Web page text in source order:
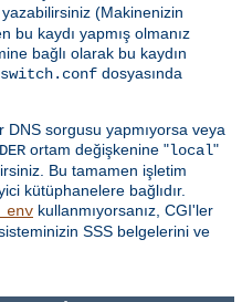
yazabilirsiniz (Makinenizin
bu kaydı yapmış olmanız
bağlı olarak bu kaydın
dosyasında
sorgusu yapmıyorsa veya
ortam değişkenine "local"
Bu tamamen işletim
kütüphanelere bağlıdır.
kullanmıyorsanız, CGI'ler
SSS belgelerini ve